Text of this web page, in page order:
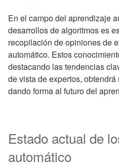
En el campo del aprendizaje
desarrollos de algoritmos es
recopilación de opiniones de
automático. Estos
destacando las tendencias
de vista de expertos,
dando forma al futuro del
Estado actual de
automático